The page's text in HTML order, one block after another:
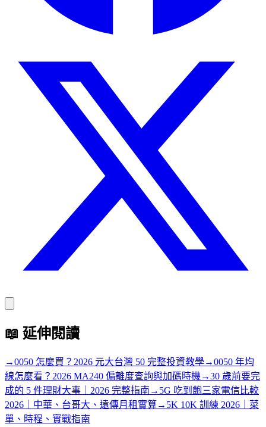
📖 延伸閱讀
→0050 怎麼買？2026 元大台灣 50 完整投資教學→0050 年均
線怎麼看？2026 MA240 偏離度查詢與加碼時機→30 歲前要完
成的 5 件理財大事｜2026 完整指南 → 5G 吃到飽三家電信比較
2026｜中華、台哥大、遠傳月租實算→ 5K 10K 訓練 2026｜菜
單、時程、實戰指南